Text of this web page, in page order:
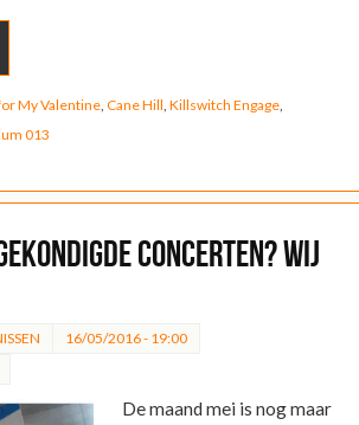
My Valentine, Cane Hill Killswitch Engage,
013
concerten? Wij
16/05/2016 - 19:00
De maand mei is nog maar